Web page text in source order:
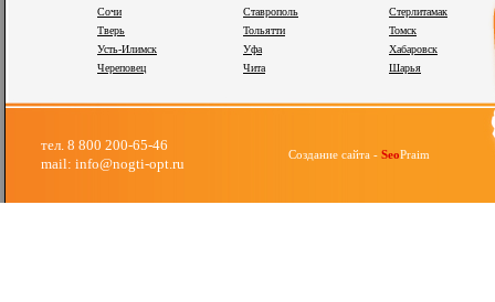
Сочи
Ставрополь
Стерлитамак
Тверь
Тольятти
Томск
Усть-Илимск
Уфа
Хабаровск
Череповец
Чита Шарья
тел. 8 800 200-65-46
mail: info@nogti-opt.ru
Создание сайта - SeoPraim